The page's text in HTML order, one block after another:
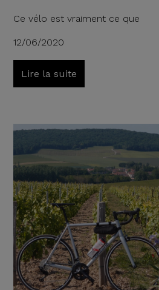
Ce vélo est vraiment ce que
12/06/2020
Lire la suite